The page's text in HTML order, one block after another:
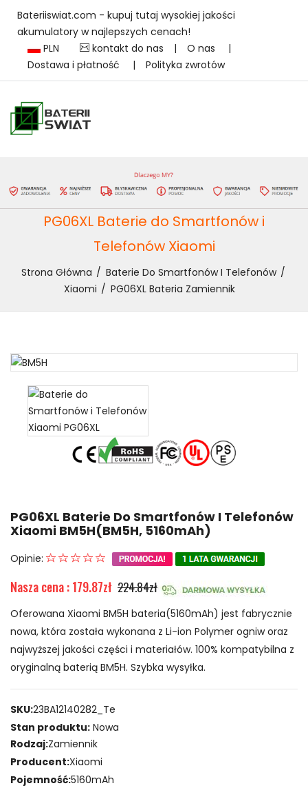
Bateriiswiat.com - kupuj tutaj wysokiej jakości
akumulatory w najlepszych cenach!
PLN
kontakt do nas | O nas
|
Dostawa i płatność
| Polityka zwrotów
PG06XL Baterie do Smartfonów i
Telefonów Xiaomi
Strona Główna
Baterie Do Smartfonów I Telefonów
Xiaomi
PG06XL Bateria Zamiennik
PG06XL Baterie Do Smartfonów I Telefonów
Xiaomi BM5H(BM5H, 5160mAh)
Opinie:
Nasza cena : 179.87zł 224.84zł
Oferowana Xiaomi BM5H bateria(5160mAh) jest fabrycznie
nowa, która została wykonana z Li-ion Polymer ogniw oraz
najwyższej jakości części i materiałów. 100% kompatybilna z
oryginalną baterią BM5H. Szybka wysyłka.
SKU:23BA12140282_Te
Stan produktu: Nowa
Rodzaj:Zamiennik
Producent:Xiaomi
Pojemność:5160mAh